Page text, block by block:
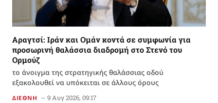
Αραγτσί: Ιράν και Ομάν κοντά σε συμφωνία για
προσωρινή θαλάσσια διαδρομή στο Στενό του
Ορμούζ
το άνοιγμα της στρατηγικής θαλάσσιας οδού
εξακολουθεί να υπόκειται σε άλλους όρους
ΔΙΕΘΝΗ 9 Αυγ 2026, 09:17